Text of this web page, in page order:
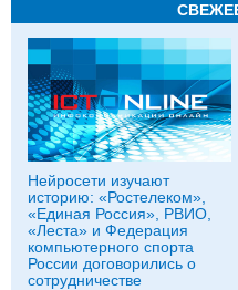
Нейросети изучают
историю: «Ростелеком»,
«Единая Россия», РВИО,
«Леста» и Федерация
компьютерного спорта
России договорились о
сотрудничестве